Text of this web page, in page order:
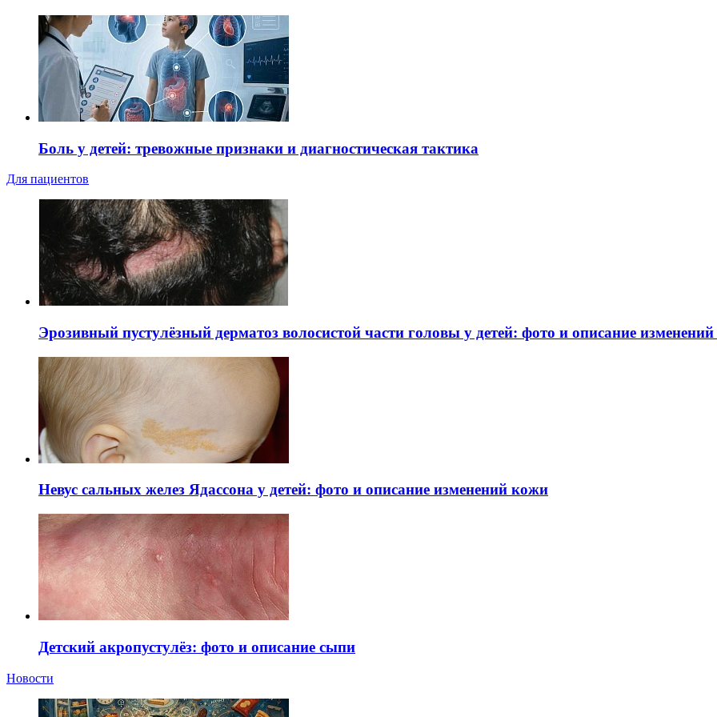
Боль у детей: тревожные признаки и диагностическая тактика
Для пациентов
Эрозивный пустулёзный дерматоз волосистой части головы у детей: фото и описание
Невус сальных желез Ядассона у детей: фото и описание изменений кожи
Детский акропустулёз: фото и описание сыпи
Новости